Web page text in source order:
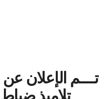
تــــم الإعلان